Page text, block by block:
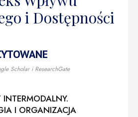
i Dostępności
Scholar i ResearchGate
I ORGANIZACJA